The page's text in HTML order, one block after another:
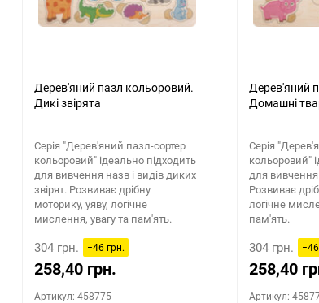
Дерев'яний пазл кольоровий.
Дикі звірята
Серія "Дерев'яний пазл-сортер
кольоровий" ідеально підходить
для вивчення назв і видів диких
звірят. Розвиває дрібну
моторику, уяву, логічне
мислення, увагу та пам'ять.
304 грн. −46 грн.
258,40 грн.
Артикул: 458775
Дерев'яний
Домашні
Серія
кольоровий"
для
Розвиває
логічне
пам'ять.
304 грн.
258,40
Артикул: